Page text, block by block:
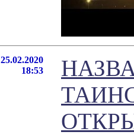
25.02.2020
18:53